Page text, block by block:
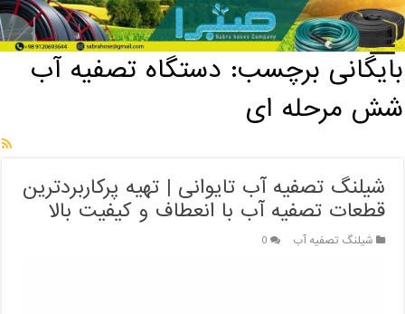
خانه / بایگانی برچسب: دستگاه تصفیه آب شش مرحله ای
بایگانی برچسب: دستگاه تصفیه آب
شش مرحله ای
شیلنگ تصفیه آب تایوانی | تهیه پرکاربردترین
قطعات تصفیه آب با انعطاف و کیفیت بالا
شیلنگ تصفیه آب 0